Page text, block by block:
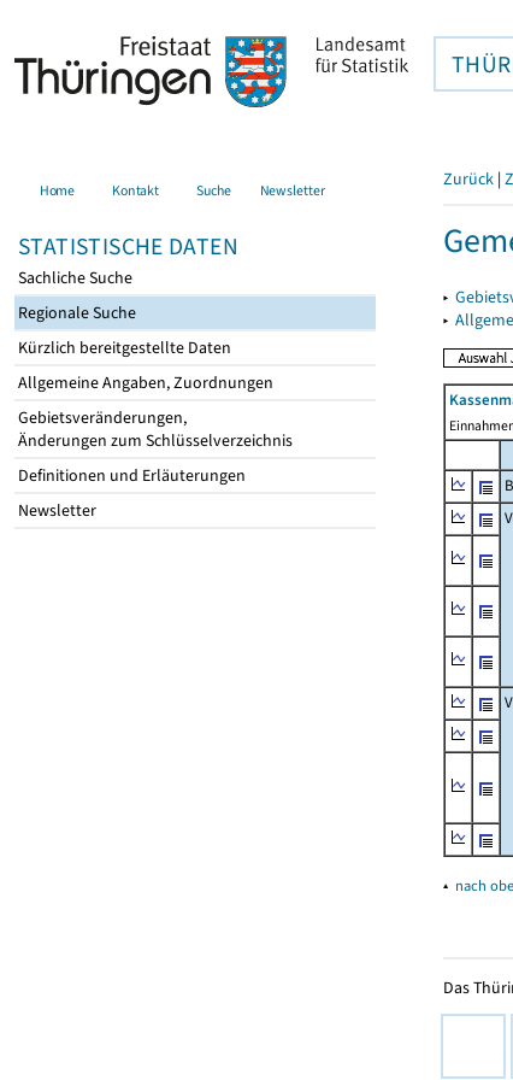
Home Kontakt Suche Newsletter
STATISTISCHE DATEN
Sachliche Suche
Regionale Suche
Kürzlich bereitgestellte Daten
Allgemeine Angaben, Zuordnungen
Gebietsveränderungen,
Änderungen zum Schlüsselverzeichnis
Definitionen und Erläuterungen
Newsletter
Zurück |
▸
▸
▴ nach
Das